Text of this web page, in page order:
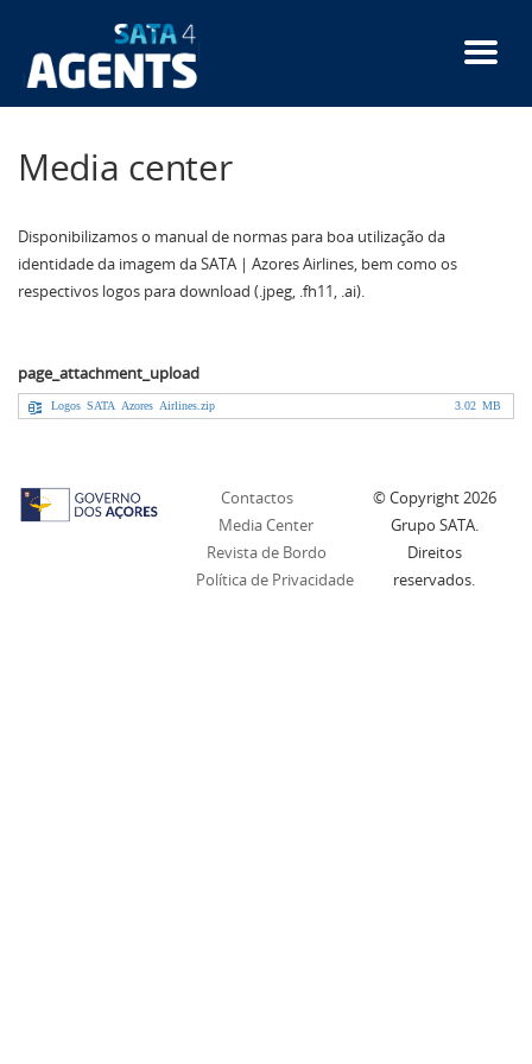
conteúdo
Media center
Disponibilizamos o manual de normas para boa utilização da
identidade da imagem da SATA | Azores Airlines, bem como os
respectivos logos para download (.jpeg, .fh11, .ai).
page_attachment_upload
Logos SATA Azores Airlines.zip 3.02 MB
Contactos
Media Center
Revista de Bordo
Política de Privacidade
© Copyright2026
Grupo SATA.
Direitos
reservados.